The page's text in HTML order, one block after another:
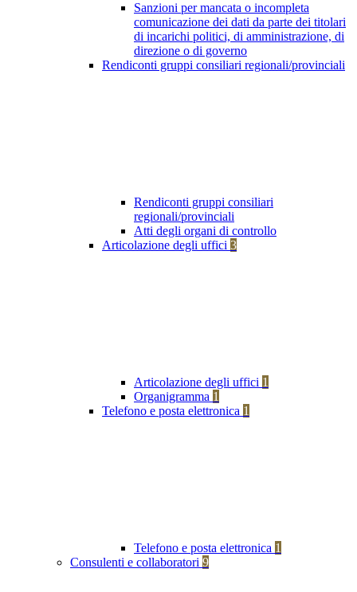
Sanzioni per mancata o incompleta
comunicazione dei dati da parte dei titolari
di incarichi politici, di amministrazione, di
direzione o di governo
Rendiconti gruppi consiliari regionali/provinciali
Rendiconti gruppi consiliari
regionali/provinciali
Atti degli organi di controllo
Articolazione degli uffici 3
Articolazione degli uffici 1
Organigramma 1
Telefono e posta elettronica 1
Telefono e posta elettronica 1
Consulenti e collaboratori 9